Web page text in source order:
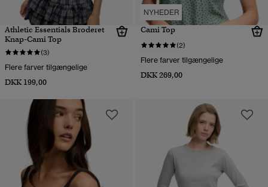
Athletic Essentials Broderet
Knap-Cami Top
(3)
Flere farver tilgængelige
DKK 199,00
NYHEDER
Cami Top
(2)
Flere farver tilgængelige
DKK 269,00